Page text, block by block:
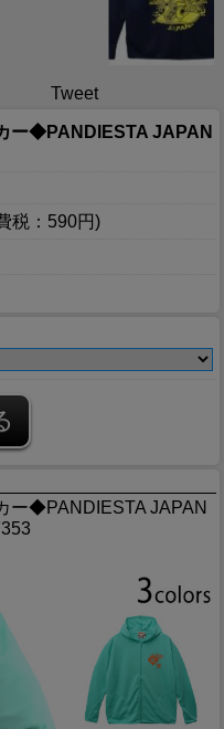
Tweet
ー◆PANDIESTA JAPAN
税：590円)
ー◆PANDIESTA JAPAN